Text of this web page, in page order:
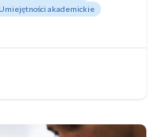
Umiejętności akademickie